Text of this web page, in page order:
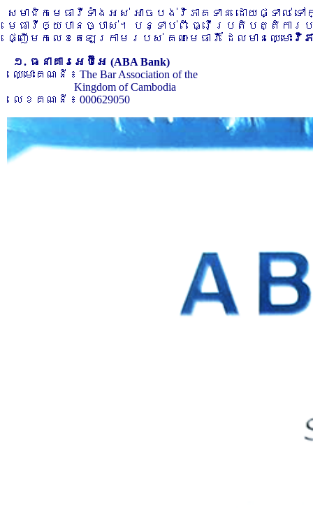
សមាជិកមេធាវីទាំងអស់ អាចបង់វិភាគទាន ដោយផ្ទាល់
មេធាវីឲ្យបានច្បាស់។ បន្ទាប់ពី ធ្វើប្រតិបត្តិកា
ផ្ញើមកលេខតេឡេក្រាមរបស់ គណៈមេធាវី ដែលមានឈ្មោះ វិភ
១. ធនាគារអេប៊ីអេ (ABA Bank)
ឈ្មោះគណនី ៖ The Bar Association of the
Kingdom of Cambodia
លេខគណនី ៖ 000629050